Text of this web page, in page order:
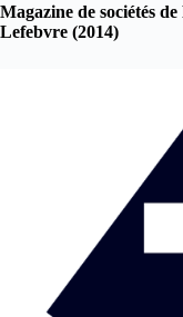
Magazine de sociétés
Lefebvre (2014)